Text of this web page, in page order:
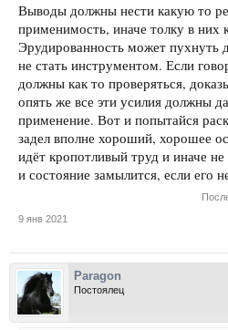
серьёзностью живут своей жизнью, ради
от самих себя.
Выводы должны нести какую то
применимость, иначе толку в них
Эрудированность может пухнуть
не стать инструментом. Если
должны как то проверяться,
опять же все эти усилия должны
применение. Вот и попытайся
задел вполне хороший, хорошее
идёт кропотливый труд и иначе
и состояние замылится, если его
9 янв 2021
Paragon
Постоялец